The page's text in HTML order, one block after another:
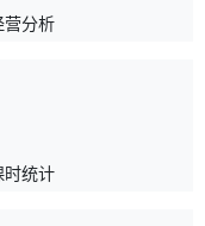
营分析
时统计